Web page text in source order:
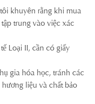
khuyên rằng khi mua
trung vào việc xác
Loại II, cần có giấy
gia hóa học, tránh các
liệu và chất bảo